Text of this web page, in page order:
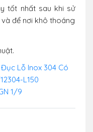
tốt nhất sau khi sử
để nơi khô thoáng
Lỗ Inox 304 Có
L150
1/9